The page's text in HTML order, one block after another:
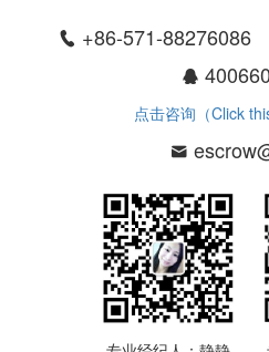
+86-571-88276086
点击咨询（Click